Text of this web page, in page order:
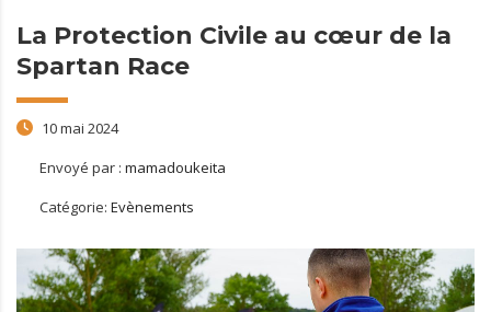
La Protection Civile au cœur de la
Spartan Race
10 mai 2024
Envoyé par : mamadoukeita
Catégorie: Evènements